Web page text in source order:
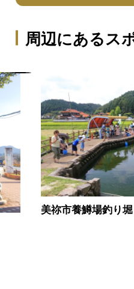
周辺にあるス
美祢市養鱒場釣り堀